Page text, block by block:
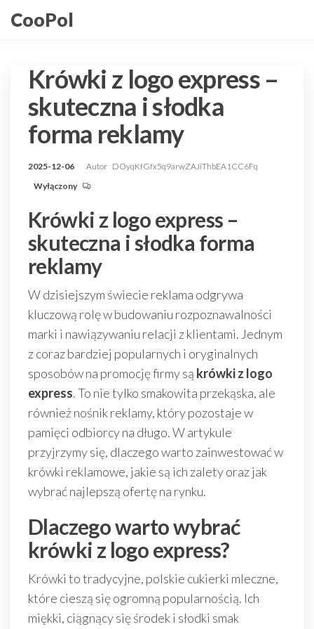
doCooPol
Krówki z logo express –
skuteczna i słodka
forma reklamy
2025-12-06 Autor DOyqKfGfx5q9arwZAJiThbEA1CC6Fq
Wyłączony
Krówki z logo express –
skuteczna i słodka forma
reklamy
W dzisiejszym świecie reklama odgrywa
kluczową rolę w budowaniu rozpoznawalności
marki i nawiązywaniu relacji z klientami. Jednym
z coraz bardziej popularnych i oryginalnych
sposobów na promocję firmy są krówki z logo
express. To nie tylko smakowita przekąska, ale
również nośnik reklamy, który pozostaje w
pamięci odbiorcy na długo. W artykule
przyjrzymy się, dlaczego warto zainwestować w
krówki reklamowe, jakie są ich zalety oraz jak
wybrać najlepszą ofertę na rynku.
Dlaczego warto wybrać
krówki z logo express?
Krówki to tradycyjne, polskie cukierki mleczne,
które cieszą się ogromną popularnością. Ich
miękki, ciągnący się środek i słodki smak